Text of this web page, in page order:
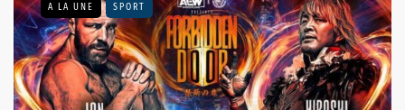
A LA UNE SPORT